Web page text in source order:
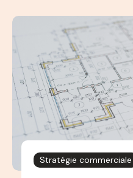
Stratégie commerciale